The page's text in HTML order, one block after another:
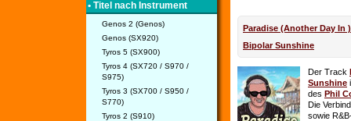
• Titel nach Instrument
Genos 2 (Genos)
Genos (SX920)
Tyros 5 (SX900)
Tyros 4 (SX720 / S970 /
S975)
Tyros 3 (SX700 / S950 /
S770)
Tyros 2 (S910)
Paradise (Another Day In
Bipolar Sunshine
Der Track
Sunshine
des Phil
Die
sowie